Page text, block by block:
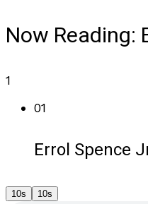
Now Reading:
1
01
Errol Spence
10s 10s